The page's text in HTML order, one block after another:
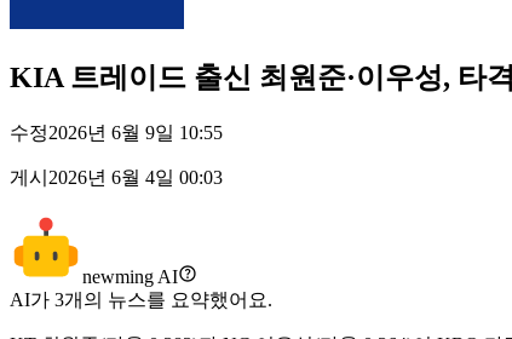
KIA 트레이드 출신 최원준·이우성, 타
수정2026년 6월 9일 10:55
게시 2026년 6월 4일 00:03
newming AI
AI가 3개의 뉴스를 요약했어요.